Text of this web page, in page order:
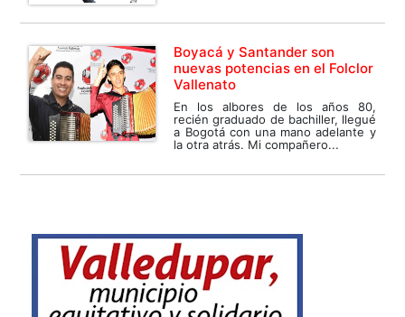
Boyacá y Santander son
nuevas potencias en el Folclor
Vallenato
En los albores de los años 80,
recién graduado de bachiller, llegué
a Bogotá con una mano adelante y
la otra atrás. Mi compañero...